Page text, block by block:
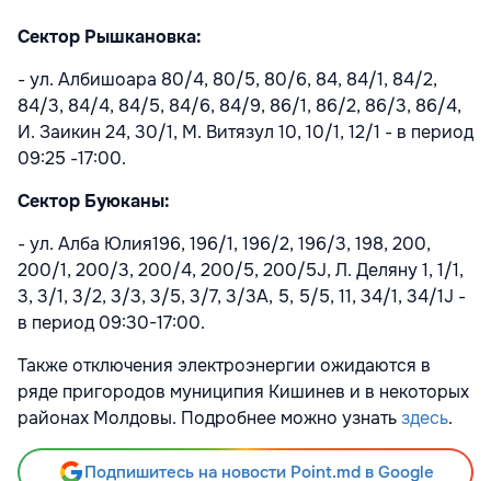
Сектор Рышкановка:
- ул. Албишоара 80/4, 80/5, 80/6, 84, 84/1, 84/2,
84/3, 84/4, 84/5, 84/6, 84/9, 86/1, 86/2, 86/3, 86/4,
И. Заикин 24, 30/1, М. Витязул 10, 10/1, 12/1 - в период
09:25 -17:00.
Сектор Буюканы:
- ул. Алба Юлия196, 196/1, 196/2, 196/3, 198, 200,
200/1, 200/3, 200/4, 200/5, 200/5J, Л. Деляну 1, 1/1,
3, 3/1, 3/2, 3/3, 3/5, 3/7, 3/3A, 5, 5/5, 11, 34/1, 34/1J -
в период 09:30-17:00.
Также отключения электроэнергии ожидаются в
ряде пригородов муниципия Кишинев и в некоторых
районах Молдовы. Подробнее можно узнатьздесь.
Подпишитесь на новости Point.md в Google